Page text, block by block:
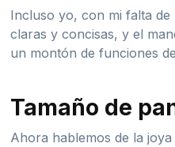
Incluso yo, con mi falta de
claras y concisas, y el
un montón de funciones
Tamaño de
Ahora hablemos de la